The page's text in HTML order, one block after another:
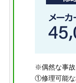
※偶然な事
①修理可能な